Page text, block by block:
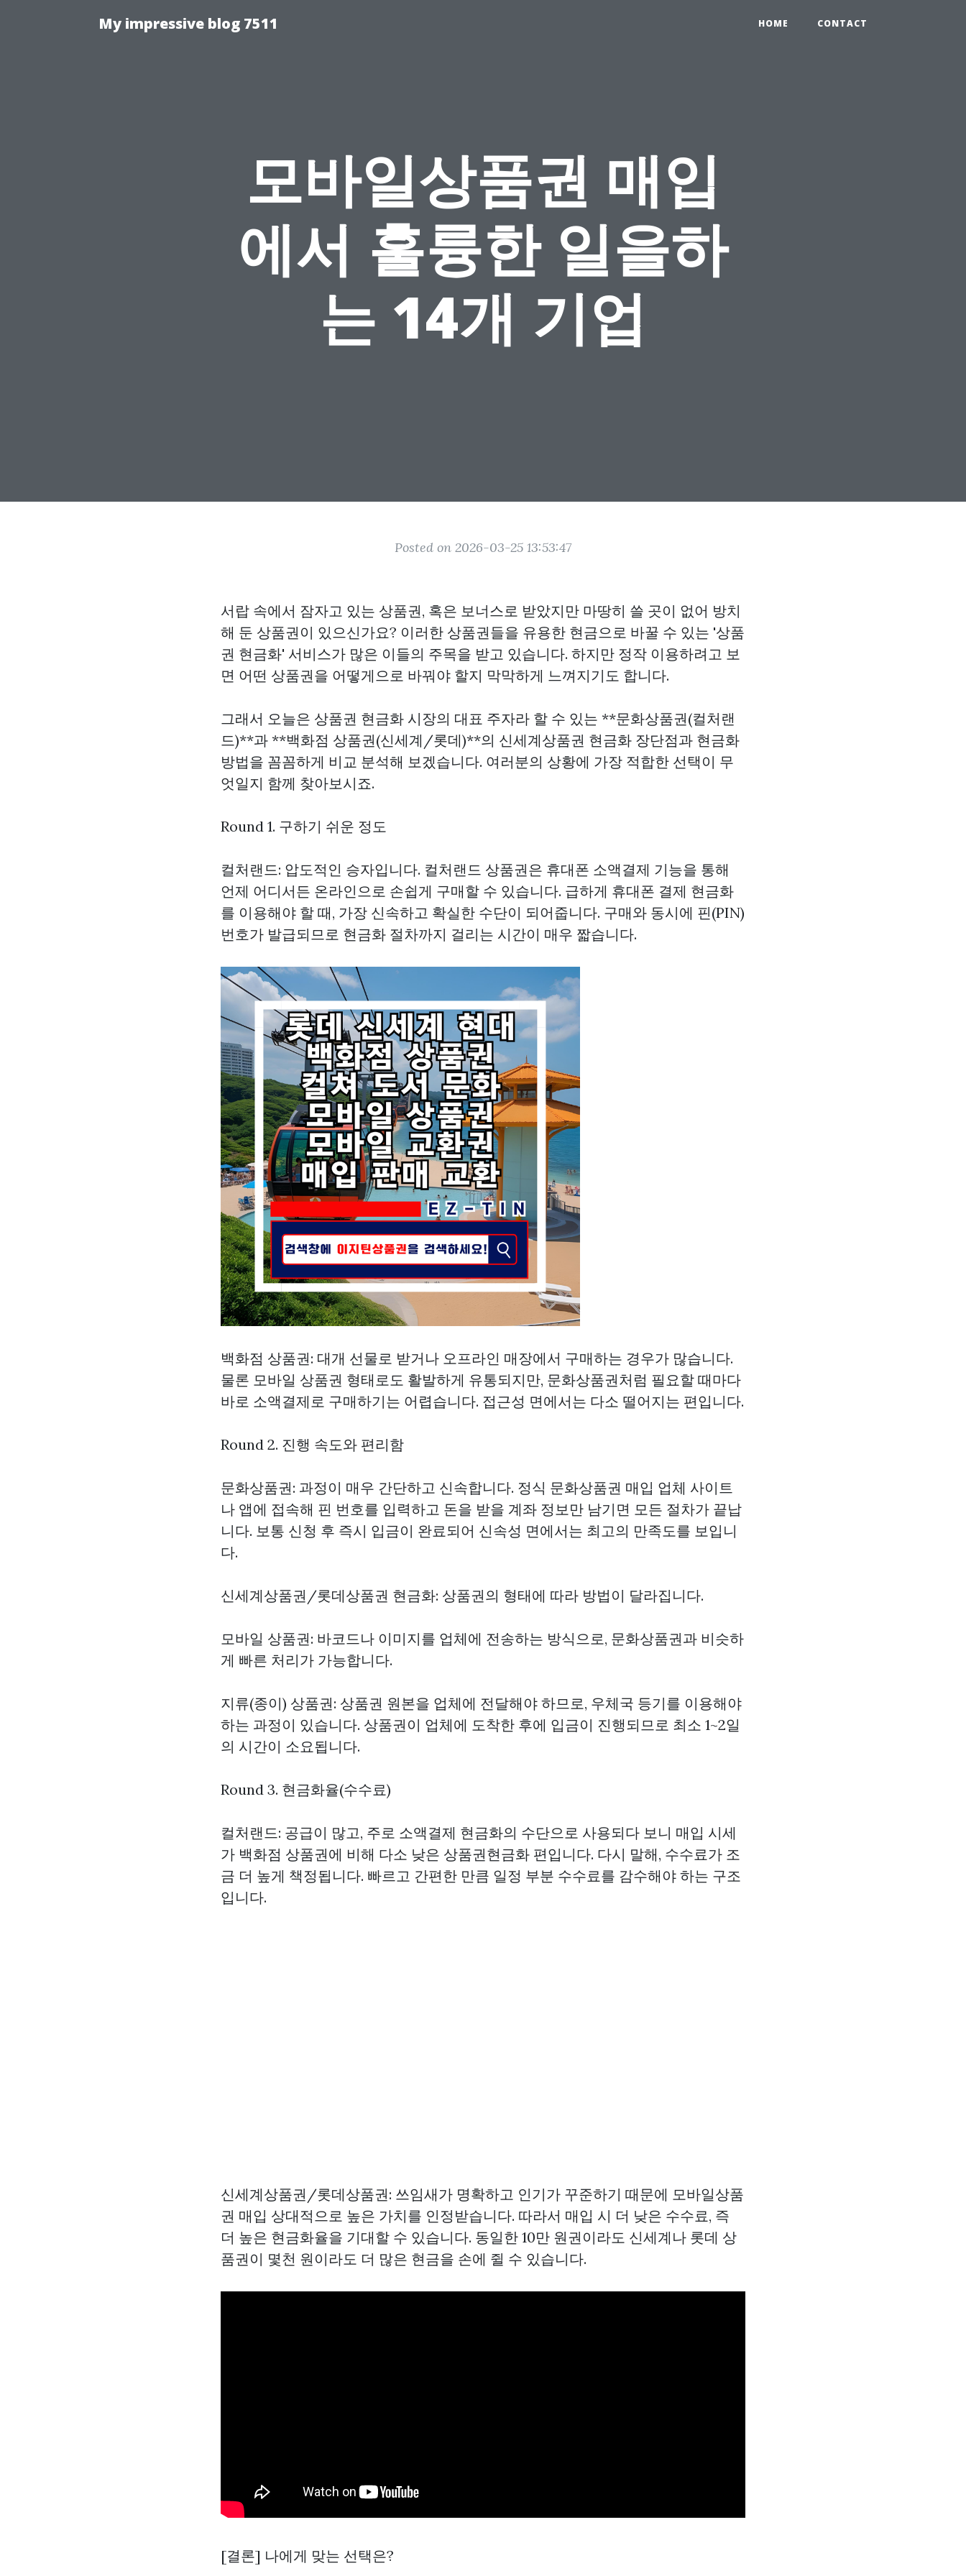
My impressive blog 7511 HOME CONTACT
모바일상품권 매입
에서 훌륭한 일을하
는 14개 기업
Posted on 2026-03-25 13:53:47
서랍 속에서 잠자고 있는 상품권, 혹은 보너스로 받았지만 마땅히 쓸 곳이 없어 방치
해 둔 상품권이 있으신가요? 이러한 상품권들을 유용한 현금으로 바꿀 수 있는 '상품
권 현금화' 서비스가 많은 이들의 주목을 받고 있습니다. 하지만 정작 이용하려고 보
면 어떤 상품권을 어떻게으로 바꿔야 할지 막막하게 느껴지기도 합니다.
그래서 오늘은 상품권 현금화 시장의 대표 주자라 할 수 있는 **문화상품권(컬처랜
드)**과 **백화점 상품권(신세계/롯데)**의 신세계상품권 현금화 장단점과 현금화
방법을 꼼꼼하게 비교 분석해 보겠습니다. 여러분의 상황에 가장 적합한 선택이 무
엇일지 함께 찾아보시죠.
Round 1. 구하기 쉬운 정도
컬처랜드: 압도적인 승자입니다. 컬처랜드 상품권은 휴대폰 소액결제 기능을 통해
언제 어디서든 온라인으로 손쉽게 구매할 수 있습니다. 급하게 휴대폰 결제 현금화
를 이용해야 할 때, 가장 신속하고 확실한 수단이 되어줍니다. 구매와 동시에 핀(PIN)
번호가 발급되므로 현금화 절차까지 걸리는 시간이 매우 짧습니다.
백화점 상품권: 대개 선물로 받거나 오프라인 매장에서 구매하는 경우가 많습니다.
물론 모바일 상품권 형태로도 활발하게 유통되지만, 문화상품권처럼 필요할 때마다
바로 소액결제로 구매하기는 어렵습니다. 접근성 면에서는 다소 떨어지는 편입니다.
Round 2. 진행 속도와 편리함
문화상품권: 과정이 매우 간단하고 신속합니다. 정식 문화상품권 매입 업체 사이트
나 앱에 접속해 핀 번호를 입력하고 돈을 받을 계좌 정보만 남기면 모든 절차가 끝납
니다. 보통 신청 후 즉시 입금이 완료되어 신속성 면에서는 최고의 만족도를 보입니
다.
신세계상품권/롯데상품권 현금화: 상품권의 형태에 따라 방법이 달라집니다.
모바일 상품권: 바코드나 이미지를 업체에 전송하는 방식으로, 문화상품권과 비슷하
게 빠른 처리가 가능합니다.
지류(종이) 상품권: 상품권 원본을 업체에 전달해야 하므로, 우체국 등기를 이용해야
하는 과정이 있습니다. 상품권이 업체에 도착한 후에 입금이 진행되므로 최소 1~2일
의 시간이 소요됩니다.
Round 3. 현금화율(수수료)
컬처랜드: 공급이 많고, 주로 소액결제 현금화의 수단으로 사용되다 보니 매입 시세
가 백화점 상품권에 비해 다소 낮은 상품권현금화 편입니다. 다시 말해, 수수료가 조
금 더 높게 책정됩니다. 빠르고 간편한 만큼 일정 부분 수수료를 감수해야 하는 구조
입니다.
신세계상품권/롯데상품권: 쓰임새가 명확하고 인기가 꾸준하기 때문에 모바일상품
권 매입 상대적으로 높은 가치를 인정받습니다. 따라서 매입 시 더 낮은 수수료, 즉
더 높은 현금화율을 기대할 수 있습니다. 동일한 10만 원권이라도 신세계나 롯데 상
품권이 몇천 원이라도 더 많은 현금을 손에 쥘 수 있습니다.
[결론] 나에게 맞는 선택은?